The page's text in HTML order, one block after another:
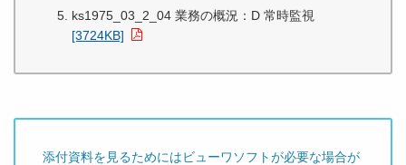
ks1975_03_2_04 業務の概況：D 常時監視
[3724KB]
添付資料を見るためにはビューワソフトが必要な場合が